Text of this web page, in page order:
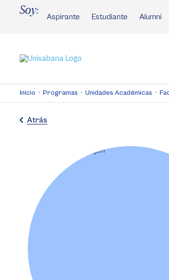
Soy:
Aspirante Estudiante Alumni
Inicio Programas Unidades Académicas
Atrás